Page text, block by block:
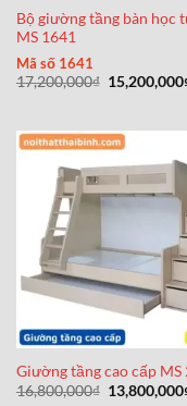
Bộ giường tầng bàn học
MS 1641
Mã số 1641
17,200,000₫ Giá
gốc
15,200,000
Giường tầng cao cấp MS
16,800,000₫ Giá
13,800,000